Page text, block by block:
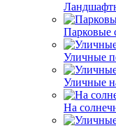
Парковые
Уличные
Уличные
На